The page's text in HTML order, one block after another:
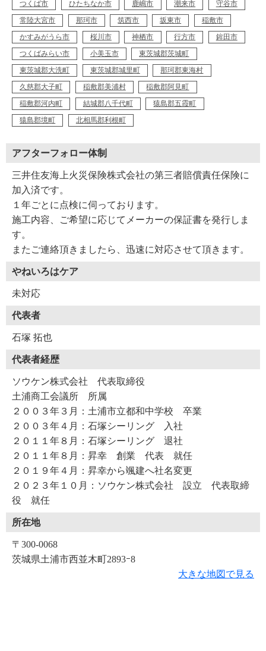
つくば市 ひたちなか市 鹿嶋市 潮来市
守谷市
常陸大宮市
那珂市 筑西市 坂東市
稲敷市
かすみがうら市
桜川市 神栖市 行方市
鉾田市
つくばみらい市
小美玉市
東茨城郡茨城町
東茨城郡大洗町
東茨城郡城里町
那珂郡東海村
久慈郡大子町
稲敷郡美浦村
稲敷郡阿見町
稲敷郡河内町
結城郡八千代町
猿島郡五霞町
猿島郡境町
北相馬郡利根町
アフターフォロー体制
三井住友海上火災保険株式会社の第三者賠償責任保険に
加入済です。
１年ごとに点検に伺っております。
施工内容、ご希望に応じてメーカーの保証書を発行しま
す。
またご連絡頂きましたら、迅速に対応させて頂きます。
やねいろはケア
未対応
代表者
石塚 拓也
代表者経歴
ソウケン株式会社 代表取締役
土浦商工会議所 所属
２００３年３月：土浦市立都和中学校 卒業
２００３年４月：石塚シーリング 入社
２０１１年８月：石塚シーリング 退社
２０１１年８月：昇幸 創業 代表 就任
２０１９年４月：昇幸から颯建へ社名変更
２０２３年１０月：ソウケン株式会社 設立 代表取締
役 就任
所在地
〒300-0068
茨城県土浦市西並木町2893ｰ8
大きな地図で見る